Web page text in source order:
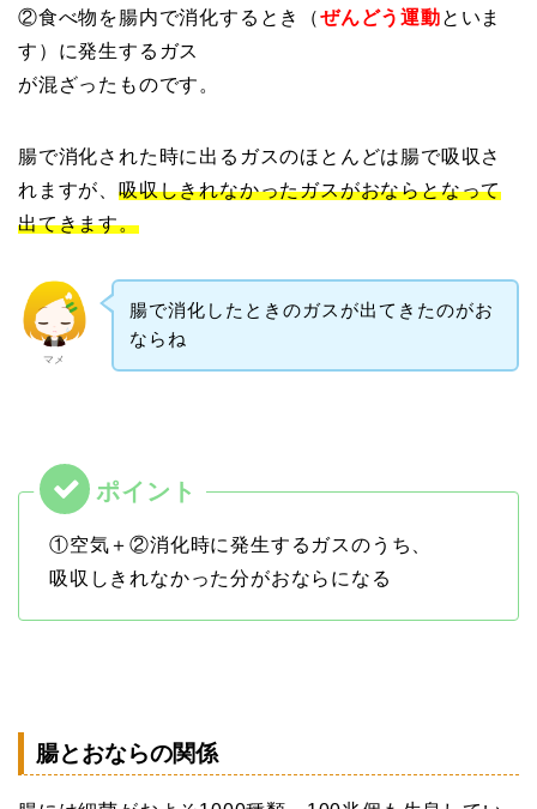
②食べ物を腸内で消化するとき（ぜんどう運動といま
す）に発生するガス
が混ざったものです。
腸で消化された時に出るガスのほとんどは腸で吸収さ
れますが、 吸収しきれなかったガスがおならとなって
出てきます。
マメ
腸で消化したときのガスが出てきたのがお
ならね
①空気＋②消化時に発生するガスのうち、
吸収しきれなかった分がおならになる
腸とおならの関係